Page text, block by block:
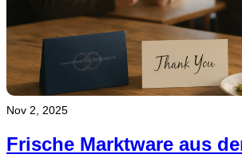
Nov 2, 2025
Frische Marktware aus